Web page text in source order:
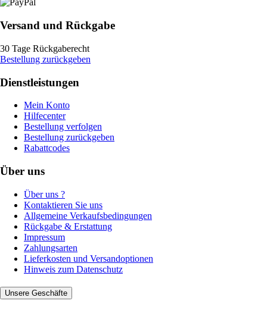
Versand und Rückgabe
30 Tage Rückgaberecht
Bestellung zurückgeben
Dienstleistungen
Mein Konto
Hilfecenter
Bestellung verfolgen
Bestellung zurückgeben
Rabattcodes
Über uns
Über uns ?
Kontaktieren Sie uns
Allgemeine Verkaufsbedingungen
Rückgabe & Erstattung
Impressum
Zahlungsarten
Lieferkosten und Versandoptionen
Hinweis zum Datenschutz
Unsere Geschäfte